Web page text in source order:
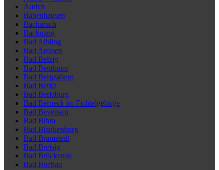
Aurich
Babenhausen
Bacharach
Backnang
Bad Aibling
Bad Arolsen
Bad Belzig
Bad Bentheim
Bad Bergzabern
Bad Berka
Bad Berleburg
Bad Berneck im Fichtelgebirge
Bad Bevensen
Bad Bibra
Bad Blankenburg
Bad Bramstedt
Bad Breisig
Bad Brückenau
Bad Buchau